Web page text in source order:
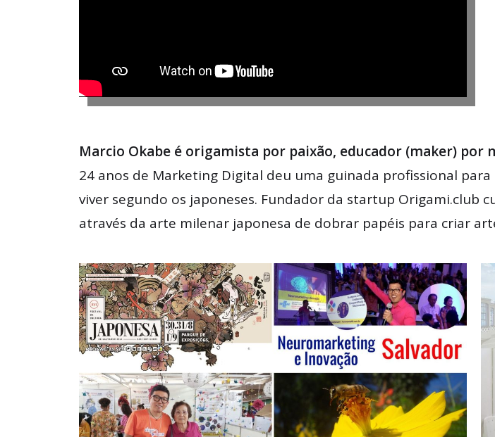
Marcio Okabe é origamista por paixão, educador (maker) por
24 anos de Marketing Digital deu uma guinada profissional para
viver segundo os japoneses. Fundador da startup
através da arte milenar japonesa de dobrar papéis para criar